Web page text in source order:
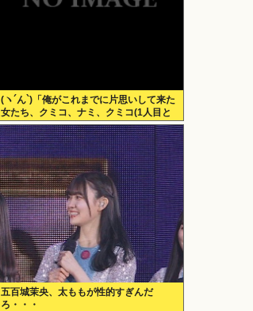
(ヽ´ん`)「俺がこれまでに片思いして来た
女たち、クミコ、ナミ、クミコ(1人目と
は別人、タミヨ、カオリ、ユカリ…」
五百城茉央、太ももが性的すぎんだ
ろ・・・